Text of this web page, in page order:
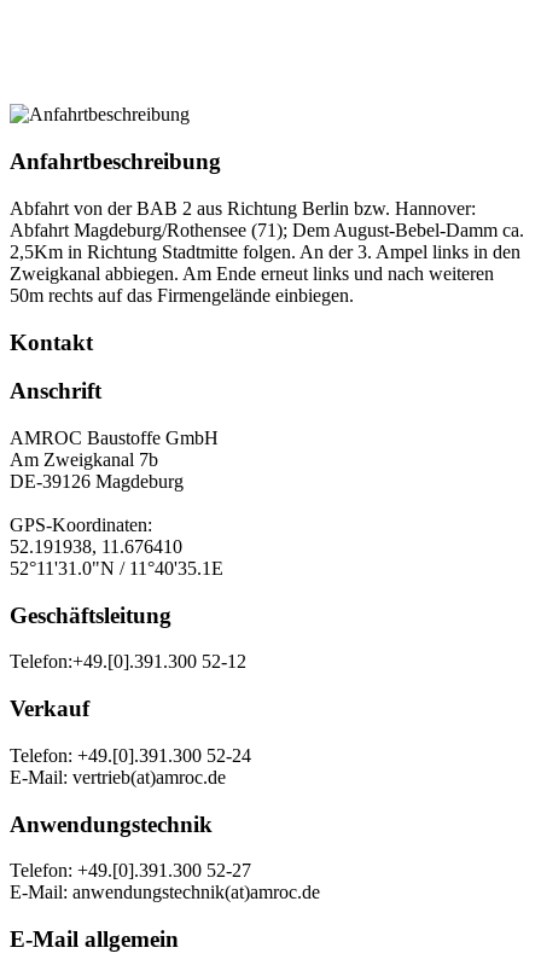
Anfahrtbeschreibung
Abfahrt von der BAB 2 aus Richtung Berlin bzw. Hannover:
Abfahrt Magdeburg/Rothensee (71); Dem August-Bebel-Damm ca.
2,5Km in Richtung Stadtmitte folgen. An der 3. Ampel links in den
Zweigkanal abbiegen. Am Ende erneut links und nach weiteren
50m rechts auf das Firmengelände einbiegen.
Kontakt
Anschrift
AMROC Baustoffe GmbH
Am Zweigkanal 7b
DE-39126 Magdeburg
GPS-Koordinaten:
52.191938, 11.676410
52°11'31.0"N / 11°40'35.1E
Geschäftsleitung
Telefon:+49.[0].391.300 52-12
Verkauf
Telefon: +49.[0].391.300 52-24
E-Mail: vertrieb(at)amroc.de
Anwendungstechnik
Telefon: +49.[0].391.300 52-27
E-Mail: anwendungstechnik(at)amroc.de
E-Mail allgemein